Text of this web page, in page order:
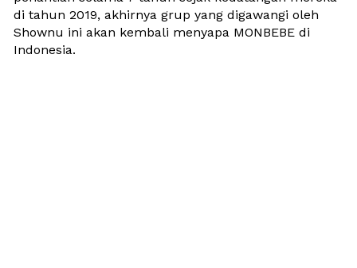
di tahun 2019, akhirnya grup yang digawangi oleh
Shownu ini akan kembali menyapa MONBEBE di
Indonesia.